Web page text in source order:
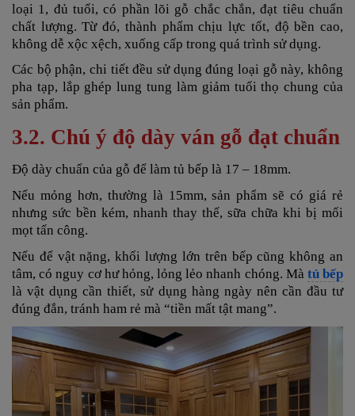
loại 1, đủ tuổi, có phần lõi gỗ chắc chắn, đạt tiêu chuẩn
chất lượng. Từ đó, thành phẩm chịu lực tốt, độ bền cao,
không dễ xộc xệch, xuống cấp trong quá trình sử dụng.
Các bộ phận, chi tiết đều sử dụng đúng loại gỗ này, không
pha tạp, lắp ghép lung tung làm giảm tuổi thọ chung của
sản phẩm.
3.2. Chú ý độ dày ván gỗ đạt chuẩn
Độ dày chuẩn của gỗ để làm tủ bếp là 17 – 18mm.
Nếu mỏng hơn, thường là 15mm, sản phẩm sẽ có giá rẻ
nhưng sức bền kém, nhanh thay thế, sữa chữa khi bị mối
mọt tấn công.
Nếu để vật nặng, khối lượng lớn trên bếp cũng không an
tâm, có nguy cơ hư hỏng, lỏng lẻo nhanh chóng. Mà tủ bếp
là vật dụng cần thiết, sử dụng hàng ngày nên cần đầu tư
đúng đắn, tránh ham rẻ mà “tiền mất tật mang”.